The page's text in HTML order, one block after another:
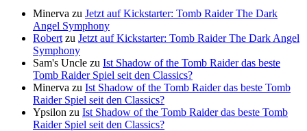
Minerva zu Jetzt auf Kickstarter: Tomb Raider The Dark
Angel Symphony
Robert zu Jetzt auf Kickstarter: Tomb Raider The Dark Angel
Symphony
Sam's Uncle zu Ist Shadow of the Tomb Raider das beste
Tomb Raider Spiel seit den Classics?
Minerva zu Ist Shadow of the Tomb Raider das beste Tomb
Raider Spiel seit den Classics?
Ypsilon zu Ist Shadow of the Tomb Raider das beste Tomb
Raider Spiel seit den Classics?